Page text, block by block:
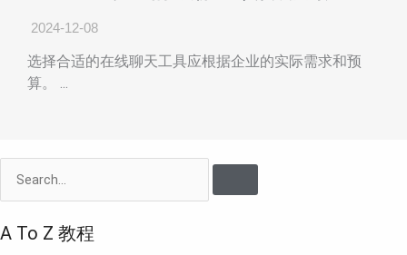
2024-12-08
选择合适的在线聊天工具应根据企业的实际需求和预
算。 ...
A To Z 教程